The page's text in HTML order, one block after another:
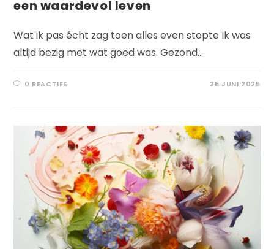
een waardevol leven
Wat ik pas écht zag toen alles even stopte Ik was
altijd bezig met wat goed was. Gezond…
0 REACTIES 25 JUNI 2025